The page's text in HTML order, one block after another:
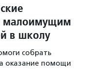
малоимущим
в школу
собрать
оказание помощи